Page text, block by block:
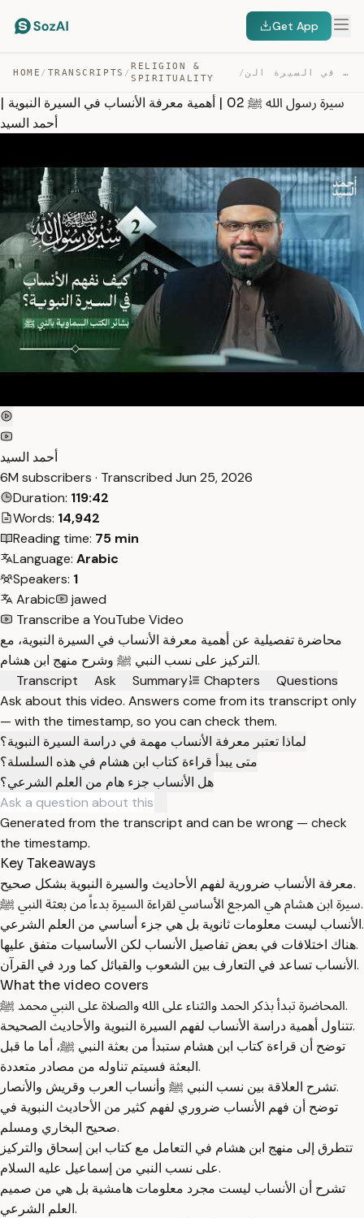
Get App
HOME / TRANSCRIPTS /
RELIGION &
SPIRITUALITY
/ سيرة رسول الله ﷺ 02 | أهمية معرفة الأنساب في السيرة الن… — TRANSCRIPT
سيرة رسول الله ﷺ 02 | أهمية معرفة الأنساب في السيرة النبوية |
أحمد السيد
أحمد السيد
6M subscribers · Transcribed Jun 25, 2026
Duration: 119:42
Words: 14,942
Reading time: 75 min
Language: Arabic
Speakers: 1
Arabic
jawed
Transcribe a YouTube Video
محاضرة تفصيلية عن أهمية معرفة الأنساب في السيرة النبوية، مع
التركيز على نسب النبي ﷺ وشرح منهج ابن هشام.
Transcript
Ask Summary Chapters
Questions
Ask about this video. Answers come from its transcript only
— with the timestamp, so you can check them.
لماذا تعتبر معرفة الأنساب مهمة في دراسة السيرة النبوية؟
متى يبدأ قراءة كتاب ابن هشام في هذه السلسلة؟
هل الأنساب جزء هام من العلم الشرعي؟
Generated from the transcript and can be wrong — check
the timestamp.
Key Takeaways
معرفة الأنساب ضرورية لفهم الأحاديث والسيرة النبوية بشكل صحيح.
سيرة ابن هشام هي المرجع الأساسي لقراءة السيرة بدءاً من بعثة النبي ﷺ.
الأنساب ليست معلومات ثانوية بل هي جزء أساسي من العلم الشرعي.
هناك اختلافات في بعض تفاصيل الأنساب لكن الأساسيات متفق عليها.
الأنساب تساعد في التعارف بين الشعوب والقبائل كما ورد في القرآن.
What the video covers
المحاضرة تبدأ بذكر الحمد والثناء على الله والصلاة على النبي محمد ﷺ.
تتناول أهمية دراسة الأنساب لفهم السيرة النبوية والأحاديث الصحيحة.
توضح أن قراءة كتاب ابن هشام ستبدأ من بعثة النبي ﷺ، أما ما قبل
البعثة فسيتم تناوله من مصادر متعددة.
تشرح العلاقة بين نسب النبي ﷺ وأنساب العرب وقريش والأنصار.
توضح أن فهم الأنساب ضروري لفهم كثير من الأحاديث النبوية في
صحيح البخاري ومسلم.
تتطرق إلى منهج ابن هشام في التعامل مع كتاب ابن إسحاق والتركيز
على نسب النبي من إسماعيل عليه السلام.
تشرح أن الأنساب ليست مجرد معلومات هامشية بل هي من صميم
العلم الشرعي.